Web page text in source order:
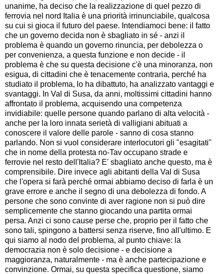
unanime, ha deciso che la realizzazione di quel pezzo di
ferrovia nel nord Italia è una priorità irrinunciabile, qualcosa
su cui si gioca il futuro del paese. Intendiamoci bene: il fatto
che un governo decida non è sbagliato in sé - anzi il
problema è quando un governo rinuncia, per debolezza o
per convenienza, a questa funzione e non decide - il
problema è che su questa decisione c'è una minoranza, non
esigua, di cittadini che è tenacemente contraria, perché ha
studiato il problema, lo ha dibattuto, ha analizzato vantaggi e
svantaggi. In Val di Susa, da anni, moltissimi cittadini hanno
affrontato il problema, acquisendo una competenza
invidiabile: quelle persone quando parlano di alta velocità -
anche per la loro innata serietà di valligiani abituati a
conoscere il valore delle parole - sanno di cosa stanno
parlando. Non si vuol considerare interlocutori gli "esagitati"
che in nome della protesta no-Tav occupano strade e
ferrovie nel resto dell'Italia? E' sbagliato anche questo, ma è
comprensibile. Dire invece agli abitanti della Val di Susa
che l'opera si farà perché ormai abbiamo deciso di farla è un
grave errore e anche il segno di una debolezza di fondo. A
persone che sono convinte di aver ragione non si può dire
semplicemente che stanno giocando una partita ormai
persa. Anzi ci sono cause perse che, proprio per il fatto che
sono tali, spingono a battersi senza riserve, fino all'ultimo. E
qui siamo al nodo del problema, al punto chiave: la
democrazia non è solo decisione - e decisione a
maggioranza, naturalmente - ma è anche partecipazione e
convinzione. Ormai, su questa specifica questione, siamo